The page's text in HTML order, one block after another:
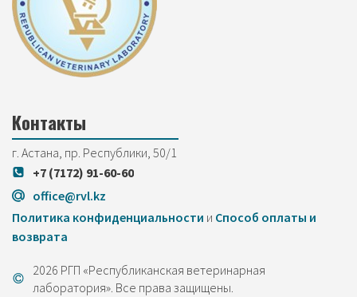
Контакты
г. Астана, пр. Республики, 50/1
+7 (7172) 91-60-60
office@rvl.kz
Политика конфиденциальности и Cпособ оплаты и
возврата
2026 РГП «Республиканская ветеринарная
лаборатория». Все права защищены.